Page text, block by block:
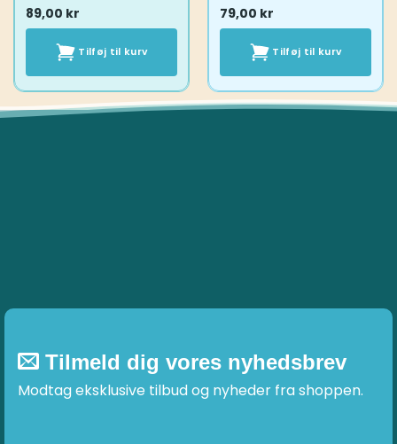
89,00 kr
Tilføj til kurv
79,00 kr
Tilføj til kurv
Tilmeld dig vores nyhedsbrev
Modtag eksklusive tilbud og nyheder fra shoppen.